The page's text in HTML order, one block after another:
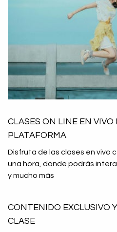
CLASES ON LINE EN VIVO
PLATAFORMA
Disfruta de las clases en vivo
una hora, donde podrás
y mucho más
CONTENIDO EXCLUSIVO
CLASE